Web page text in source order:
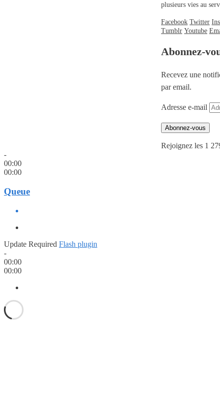
plusieurs vies au
Facebook Twitter
Tumblr Youtube
Abonnez-
Recevez une
par email.
Adresse e-mail
Abonnez-vous
Rejoignez les 1
-
00:00
00:00
Queue
Update Required Flash plugin
-
00:00
00:00